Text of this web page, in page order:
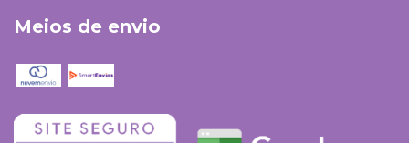
Meios de envio